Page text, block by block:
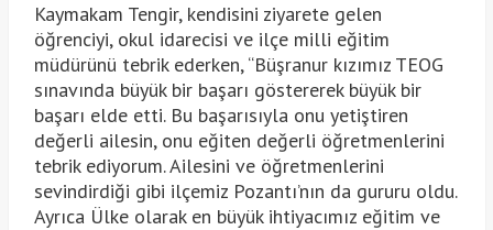
Kaymakam Tengir, kendisini ziyarete gelen
öğrenciyi, okul idarecisi ve ilçe milli eğitim
müdürünü tebrik ederken, “Büşranur kızımız TEOG
sınavında büyük bir başarı göstererek büyük bir
başarı elde etti. Bu başarısıyla onu yetiştiren
değerli ailesin, onu eğiten değerli öğretmenlerini
tebrik ediyorum. Ailesini ve öğretmenlerini
sevindirdiği gibi ilçemiz Pozantı’nın da gururu oldu.
Ayrıca Ülke olarak en büyük ihtiyacımız eğitim ve